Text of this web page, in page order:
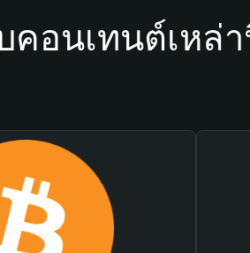
อนเทนต์เหล่